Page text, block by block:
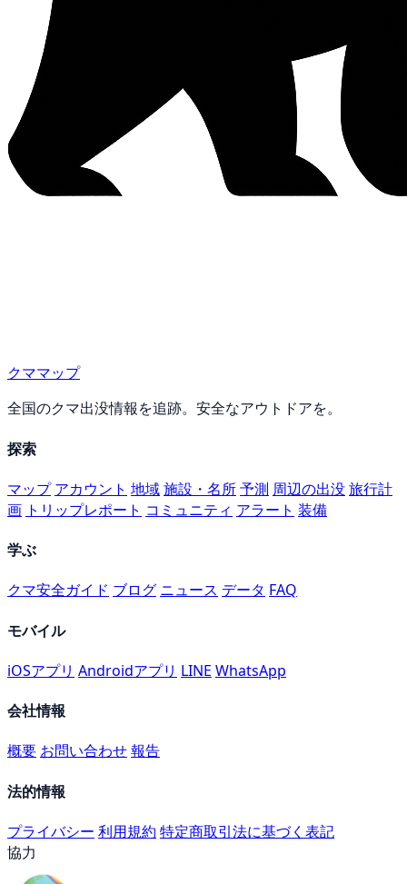
クママップ
全国のクマ出没情報を追跡。安全なアウトドアを。
探索
マップ アカウント 地域施設・名所予測 周辺の出没旅行計
画 トリップレポート コミュニティ アラート 装備
学ぶ
クマ安全ガイド ブログ ニュース データ FAQ
モバイル
iOSアプリ Androidアプリ LINE WhatsApp
会社情報
概要 お問い合わせ報告
法的情報
プライバシー 利用規約 特定商取引法に基づく表記
協力